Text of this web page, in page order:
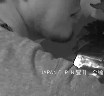
JAPAN CUP IN 豊田 全編